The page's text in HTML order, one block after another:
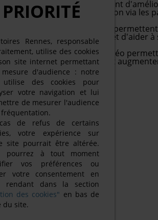
Les réseaux sociaux permettent
du site et aident à sa promotion via les
Support
Les services de support vous
contact avec l'équipe du site et d'aider
Vidéos
Les services de partage de vidéo
site de contenu multimédia et
PRIORITÉ
Rennes, responsable
utilise des cookies
site internet permettant
d'audience : notre
des cookies pour
votre navigation et lui
de mesurer l'audience
de refus de certains
votre expérience sur
site pourrait être altérée.
pourrez à tout moment
vos préférences ou
votre consentement en
rendant dans la section
des cookies" en bas de
du site.